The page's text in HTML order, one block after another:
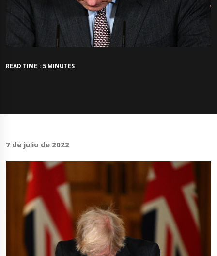
READ TIME : 5 MINUTES
7 de julio de 2022